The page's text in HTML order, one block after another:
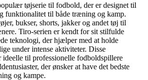
tøjserie til fodbold, der er designet til
funktionalitet til både træning og kamp.
bukser, shorts, jakker og andet tøj til
Tiro-serien er kendt for sit stilfulde
teknologi, der hjælper med at holde
under intense aktiviteter. Disse
til professionelle fodboldspillere
der ønsker at have det bedste
og kampe.